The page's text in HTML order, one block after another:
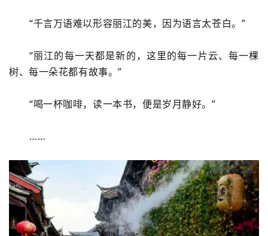
“千言万语难以形容丽江的美，因为语言太苍白。”
“丽江的每一天都是新的，这里的每一片云、每一棵
树、每一朵花都有故事。”
“喝一杯咖啡，读一本书，便是岁月静好。”
……